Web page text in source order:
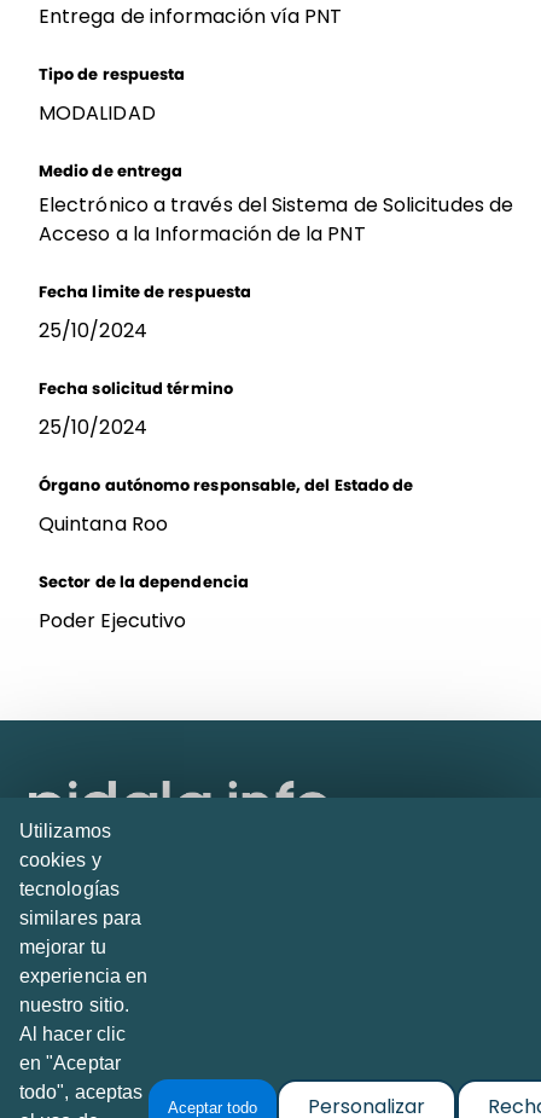
Entrega de información vía PNT
Tipo de respuesta
MODALIDAD
Medio de entrega
Electrónico a través del Sistema de Solicitudes de
Acceso a la Información de la PNT
Fecha limite de respuesta
25/10/2024
Fecha solicitud término
25/10/2024
Órgano autónomo responsable, del Estado de
Quintana Roo
Sector de la dependencia
Poder Ejecutivo
Utilizamos
cookies y
tecnologías
similares para
mejorar tu
experiencia en
nuestro sitio.
Al hacer clic
en "Aceptar
todo", aceptas
Aceptar todo Personalizar
Creado por
Calle Querétaro 120, Depto H
Col. Roma Norte, 06700, Ciudad de México, MX
Contacto